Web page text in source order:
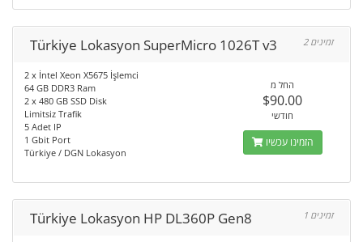
Türkiye Lokasyon SuperMicro 1026T v3 2 זמינים
2 x İntel Xeon X5675 İşlemci
64 GB DDR3 Ram
2 x 480 GB SSD Disk
Limitsiz Trafik
5 Adet IP
1 Gbit Port
Türkiye / DGN Lokasyon
החל מ
$90.00
חודשי
הזמינו עכשיו
Türkiye Lokasyon HP DL360P Gen8 1 זמינים